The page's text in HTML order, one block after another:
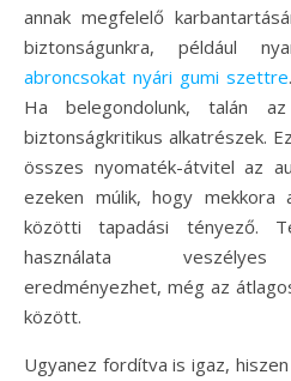
annak megfelelő
biztonságunkra, például
abroncsokat nyári gumi szettre
Ha belegondolunk, talán
biztonságkritikus alkatrészek.
összes nyomaték-átvitel az
ezeken múlik, hogy
közötti tapadási tényező.
használata veszélyes
eredményezhet, még az
között.
Ugyanez fordítva is igaz,